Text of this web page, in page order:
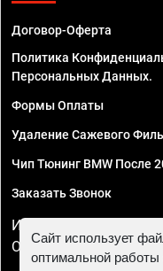
Договор-Оферта
Политика
Персональных Данных.
Формы Оплаты
Удаление Сажевого
Чип Тюнинг BMW После
Заказать Звонок
ИП Смирнов Георгий
ОГРНИП
Сайт использует
оптимальной